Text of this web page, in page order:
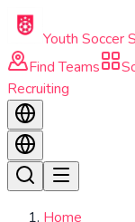
Skip to main content
Youth Soccer
Find Teams
Recruiting
Home